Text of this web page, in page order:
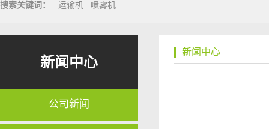
搜索关键词： 运输机 喷雾机
新闻中心
公司新闻
新闻中心